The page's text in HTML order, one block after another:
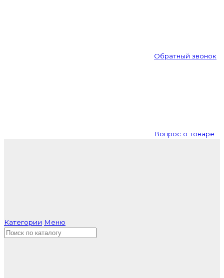
Обратный звонок
Вопрос о товаре
Категории Меню